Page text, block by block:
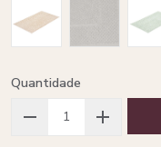
Quantidade